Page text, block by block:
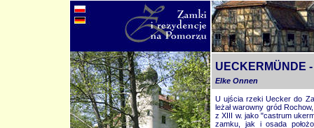
UECKERMÜNDE
Elke Onnen
U ujścia rzeki Uecker do
leżał warowny gród
z XIII w. jako "castrum
zamku, jak i osada